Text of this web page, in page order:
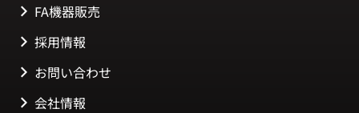
FA機器販売
採用情報
お問い合わせ
会社情報